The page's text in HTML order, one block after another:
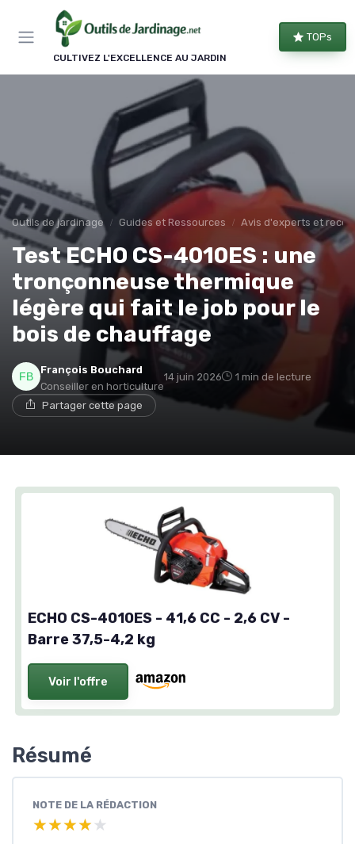
CULTIVEZ L'EXCELLENCE AU JARDIN
TOPs
Outils de jardinage Guides et Ressources Avis d'experts et
Test ECHO CS-4010ES : une
tronçonneuse thermique
légère qui fait le job pour le
bois de chauffage
François Bouchard
Conseiller en horticulture
14 juin 2026 1 min de lecture
Partager cette page
ECHO CS-4010ES - 41,6 CC - 2,6 CV -
Barre 37,5-4,2 kg
Voir l'offre
Résumé
NOTE DE LA RÉDACTION
★★★★★
★★★★★
Panneau de gestion des cookies